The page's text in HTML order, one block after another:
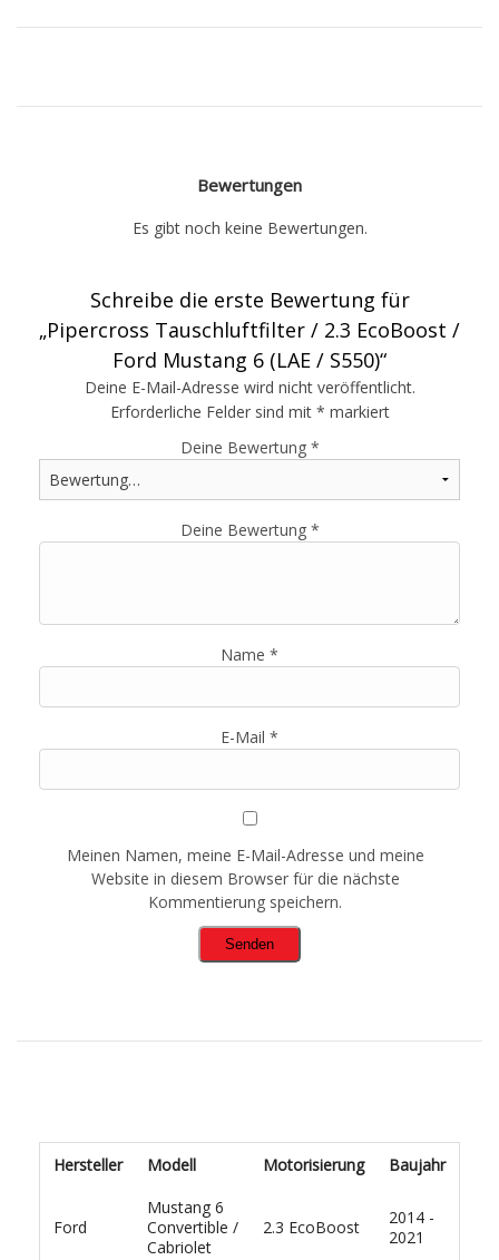
Bewertungen
Es gibt noch keine Bewertungen.
Schreibe die erste Bewertung für
„Pipercross Tauschluftfilter / 2.3 EcoBoost /
Ford Mustang 6 (LAE / S550)“
Deine E-Mail-Adresse wird nicht veröffentlicht.
Erforderliche Felder sind mit * markiert
Deine Bewertung *
Deine Bewertung *
Name *
E-Mail *
Meinen Namen, meine E-Mail-Adresse und meine
Website in diesem Browser für die nächste
Kommentierung speichern.
Hersteller Modell Motorisierung Baujahr
Ford
Mustang 6
Convertible /
Cabriolet
2.3 EcoBoost
2014 -
2021